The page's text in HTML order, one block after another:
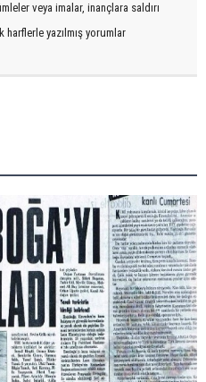
veya imalar, inançlara saldırı
yazılmış yorumlar